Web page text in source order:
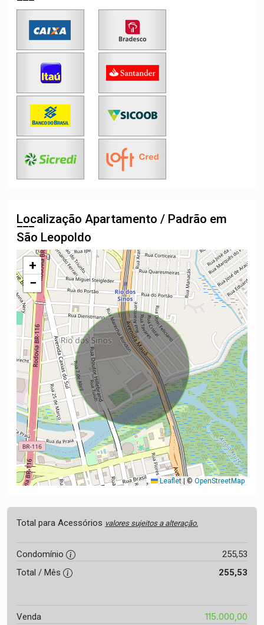
Localização Apartamento / Padrão em
São Leopoldo
+
−
Leaflet | © OpenStreetMap
Total para Acessórios valores sujeitos a alteração.
Condomínio
255,53
Total / Mês
255,53
Venda 115.000,00